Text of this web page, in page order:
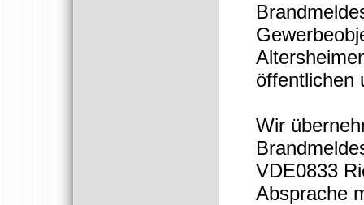
öffentlichen
Wir
VDE0833
Absprache